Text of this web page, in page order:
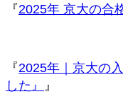
『2025年 京大の合
『2025年｜京大の
した』 』